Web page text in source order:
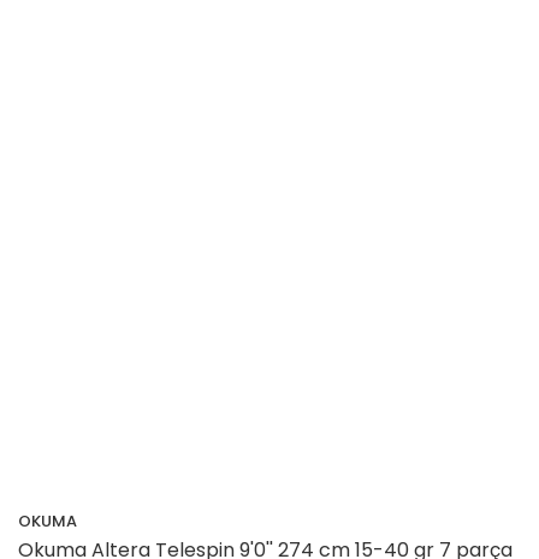
OKUMA
Okuma Altera Telespin 9'0'' 274 cm 15-40 gr 7 parça